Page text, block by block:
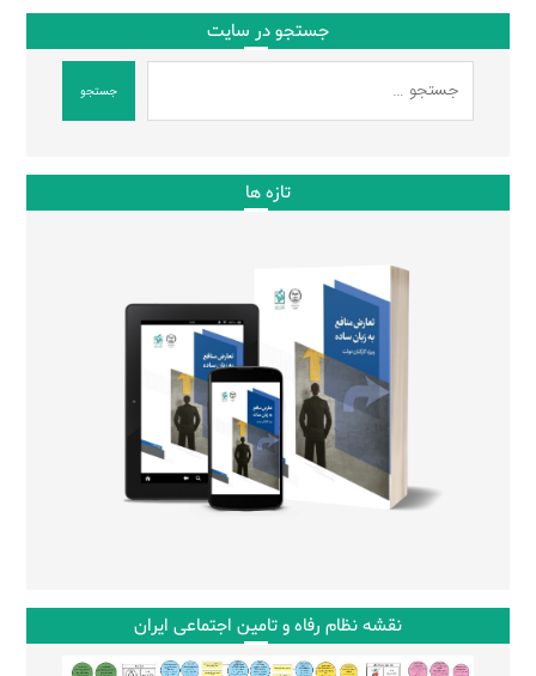
جستجو در سایت
جستجو
تازه ها
نقشه نظام رفاه و تامین اجتماعی ایران